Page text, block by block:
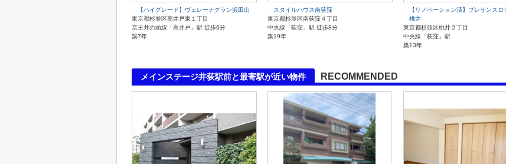
【ハイグレード】ヴェレーナグラン浜田山
東京都杉並区高井戸東１丁目
京王井の頭線「高井戸」駅 徒歩6分
築7年
スタイルハウス南荻窪
東京都杉並区南荻窪４丁目
中央線「荻窪」駅 徒歩8分
築19年
【リノベーション済】プレサンスロ
桃井
東京都杉並区桃井２丁目
中央線「荻窪」駅
築13年
メインステージ井荻駅前と最寄駅が近い物件 RECOMMENDED